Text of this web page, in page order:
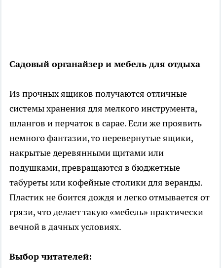
Садовый органайзер и мебель для отдыха
Из прочных ящиков получаются отличные
системы хранения для мелкого инструмента,
шлангов и перчаток в сарае. Если же проявить
немного фантазии, то перевернутые ящики,
накрытые деревянными щитами или
подушками, превращаются в бюджетные
табуреты или кофейные столики для веранды.
Пластик не боится дождя и легко отмывается от
грязи, что делает такую «мебель» практически
вечной в дачных условиях.
Выбор читателей: